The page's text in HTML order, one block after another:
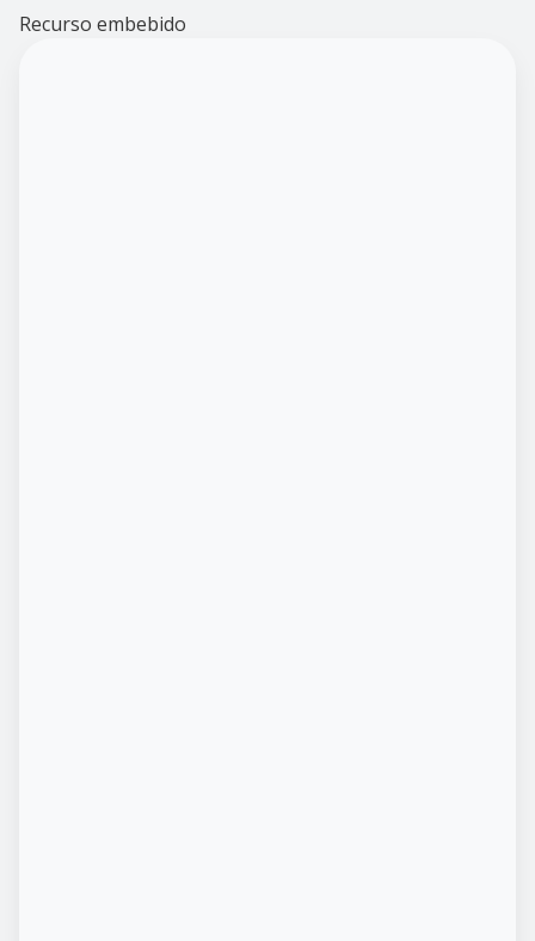
Recurso embebido